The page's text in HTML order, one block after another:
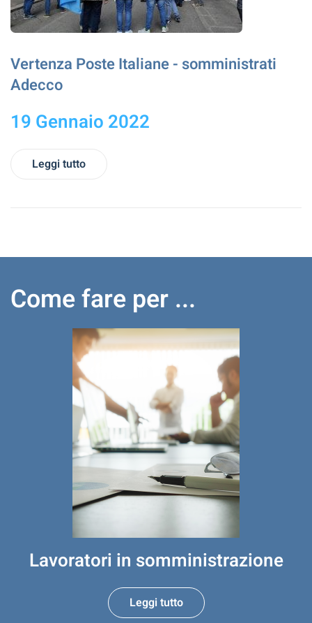
Vertenza Poste Italiane - somministrati
Adecco
19 Gennaio 2022
Leggi tutto
Come fare per ...
Lavoratori in somministrazione
Leggi tutto